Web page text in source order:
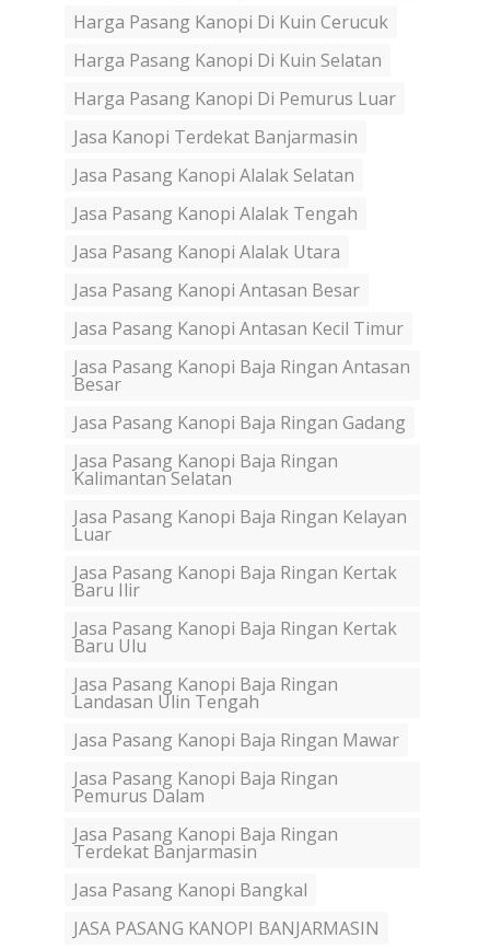
Harga Pasang Kanopi Di Kuin Cerucuk
Harga Pasang Kanopi Di Kuin Selatan
Harga Pasang Kanopi Di Pemurus Luar
Jasa Kanopi Terdekat Banjarmasin
Jasa Pasang Kanopi Alalak Selatan
Jasa Pasang Kanopi Alalak Tengah
Jasa Pasang Kanopi Alalak Utara
Jasa Pasang Kanopi Antasan Besar
Jasa Pasang Kanopi Antasan Kecil Timur
Jasa Pasang Kanopi Baja Ringan Antasan
Besar
Jasa Pasang Kanopi Baja Ringan Gadang
Jasa Pasang Kanopi Baja Ringan
Kalimantan Selatan
Jasa Pasang Kanopi Baja Ringan Kelayan
Luar
Jasa Pasang Kanopi Baja Ringan Kertak
Baru Ilir
Jasa Pasang Kanopi Baja Ringan Kertak
Baru Ulu
Jasa Pasang Kanopi Baja Ringan
Landasan Ulin Tengah
Jasa Pasang Kanopi Baja Ringan Mawar
Jasa Pasang Kanopi Baja Ringan
Pemurus Dalam
Jasa Pasang Kanopi Baja Ringan
Terdekat Banjarmasin
Jasa Pasang Kanopi Bangkal
JASA PASANG KANOPI BANJARMASIN